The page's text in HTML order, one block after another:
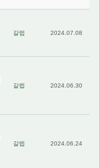
갈렙 2024.07.08
갈렙 2024.06.30
갈렙 2024.06.24